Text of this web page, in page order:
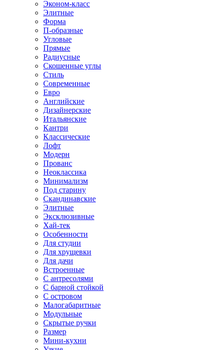
Эконом-класс
Элитные
Форма
П-образные
Угловые
Прямые
Радиусные
Скошенные углы
Стиль
Современные
Евро
Английские
Дизайнерские
Итальянские
Кантри
Классические
Лофт
Модерн
Прованс
Неоклассика
Минимализм
Под старину
Скандинавские
Элитные
Эксклюзивные
Хай-тек
Особенности
Для студии
Для хрущевки
Для дачи
Встроенные
С антресолями
С барной стойкой
С островом
Малогабаритные
Модульные
Скрытые ручки
Размер
Мини-кухни